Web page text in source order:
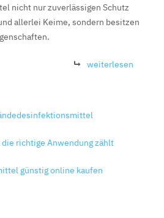
nicht nur zuverlässigen Schutz
allerlei Keime, sondern besitzen
weiterlesen
richtige Anwendung zählt
günstig online kaufen